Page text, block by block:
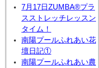
7月17日ZUMBA®プラ
スストレッチレッスン
タイム！
南陽プールふれあい花
壇日記①
南陽プールふれあい農